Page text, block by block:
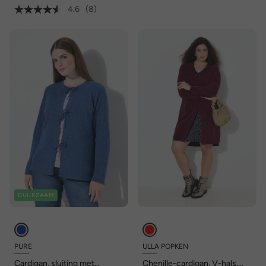
4.6 (8)
DUURZAAM
PURE
Cardigan, sluiting met
ULLA POPKEN
Chenille-cardigan, V-hals,